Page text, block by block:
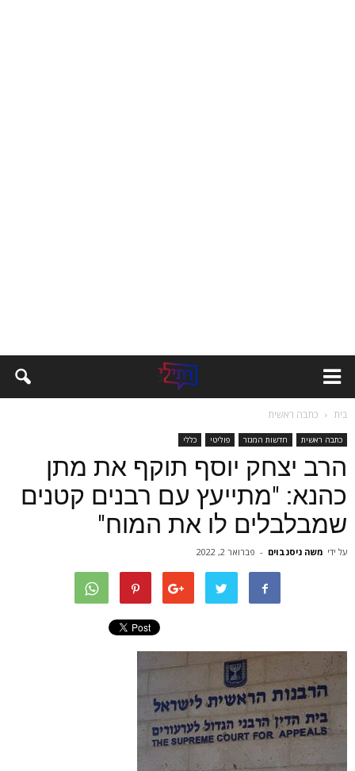
בית כתבה ראשית
כתבה ראשית חדשות המגזר פוליטי כללי
הרב יצחק יוסף תוקף את מתן
כהנא: "מתייעץ עם רבנים קטנים
שמבלבלים לו את המוח"
על ידי משה ניסנבוים - פברואר 2, 2022